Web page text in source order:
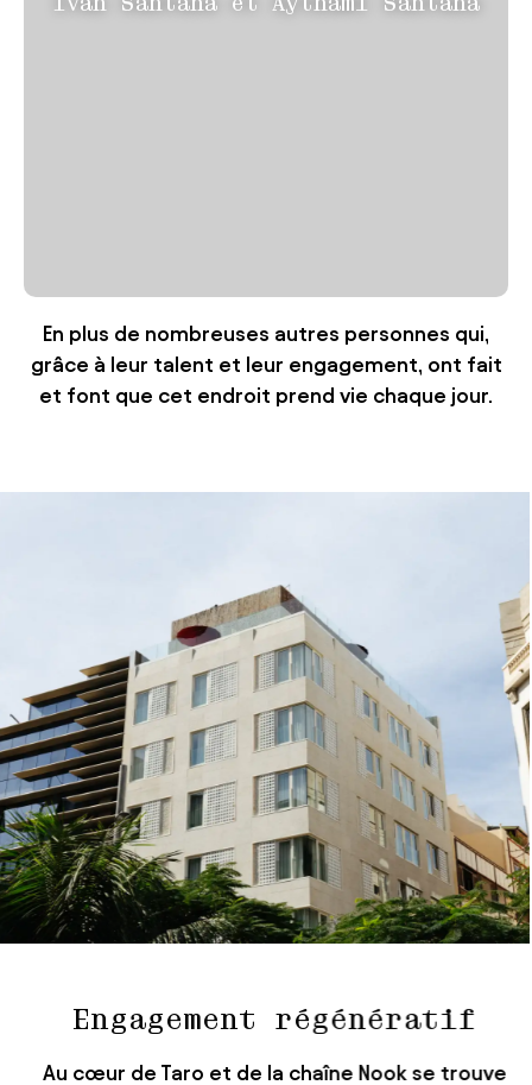
En plus de nombreuses autres personnes qui,
grâce à leur talent et leur engagement, ont fait
et font que cet endroit prend vie chaque jour.
Engagement régénératif
Au cœur de Taro et de la chaîne Nook se trouve